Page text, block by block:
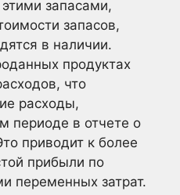
запасами,
запасов,
в наличии.
продуктах
что
расходы,
периоде в отчете о
приводит к более
прибыли по
переменных затрат.